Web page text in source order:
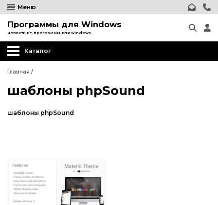
Меню
Программы для Windows
новости ит, программы для windows
Каталог
Главная /
шаблоны phpSound
шаблоны phpSound